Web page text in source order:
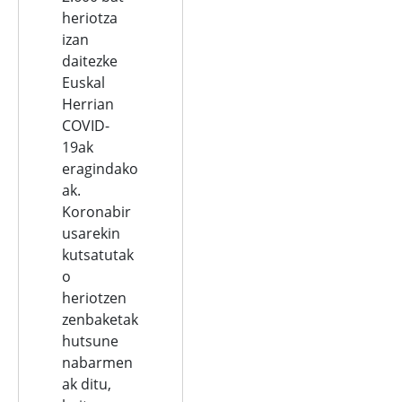
heriotza
izan
daitezke
Euskal
Herrian
COVID-
19ak
eragindako
ak.
Koronabir
usarekin
kutsatutak
o
heriotzen
zenbaketak
hutsune
nabarmen
ak ditu,